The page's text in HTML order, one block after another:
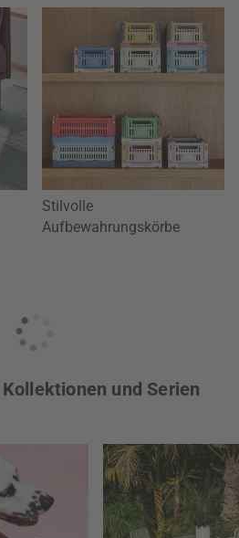
Stilvolle
Aufbewahrungskörbe
und Serien